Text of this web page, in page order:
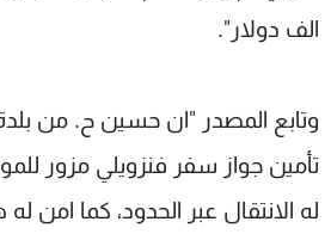
الف دولار".
وتابع المصدر "ان حسين ح. من
تأمين جواز سفر فنزويلي مزور
له الانتقال عبر الحدود، كما